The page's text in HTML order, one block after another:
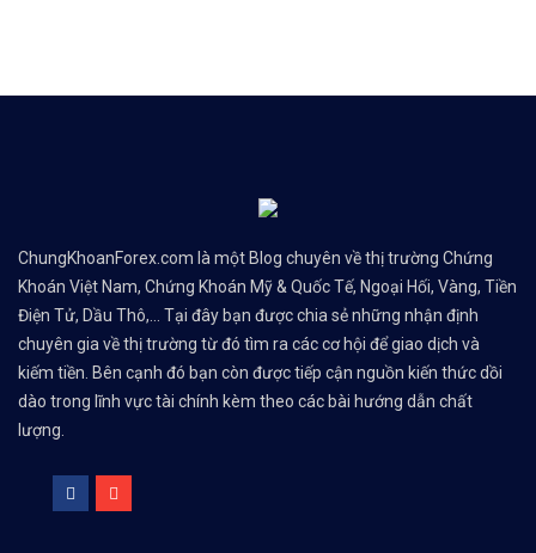
ChungKhoanForex.com là một Blog chuyên về thị trường Chứng
Khoán Việt Nam, Chứng Khoán Mỹ & Quốc Tế, Ngoại Hối, Vàng, Tiền
Điện Tử, Dầu Thô,... Tại đây bạn được chia sẻ những nhận định
chuyên gia về thị trường từ đó tìm ra các cơ hội để giao dịch và
kiếm tiền. Bên cạnh đó bạn còn được tiếp cận nguồn kiến thức dồi
dào trong lĩnh vực tài chính kèm theo các bài hướng dẫn chất
lượng.